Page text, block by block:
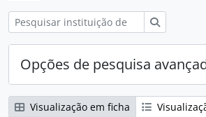
Opções de pesquisa
Visualização em ficha